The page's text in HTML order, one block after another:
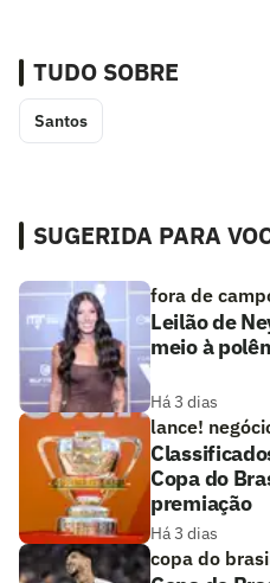
TUDO SOBRE
Santos
SUGERIDA PARA
fora de
Leilão de
meio à
Há 3 dias
lance!
Copa do
premiação
Há 3 dias
copa do